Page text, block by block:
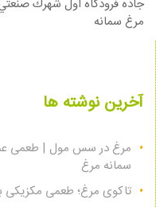
جاده فرودگاه اول شهرك
مرغ سمانه
آخرین نوشته ها
مرغ در سس مول | طعمی
سمانه مرغ
تاکوی مرغ؛ طعمی مکزیکی